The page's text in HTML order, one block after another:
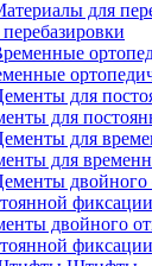
перебазировки
для
для
двойного
фиксации